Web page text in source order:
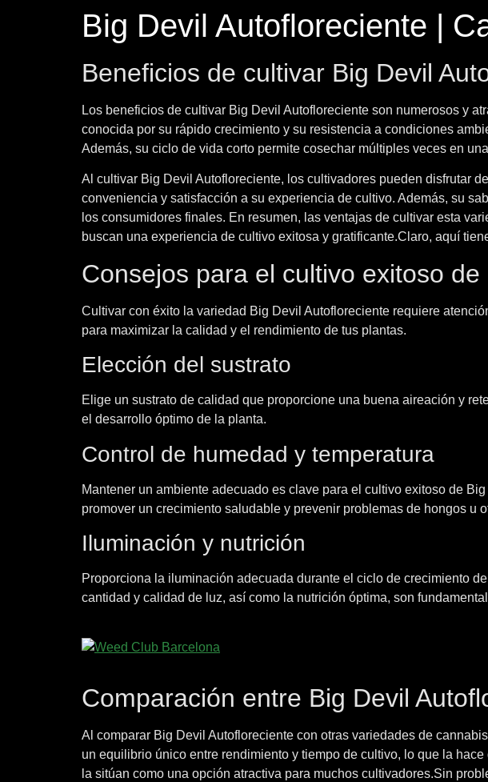
Big Devil Autofloreciente |
Beneficios de cultivar Big Devil
Los beneficios de cultivar Big Devil Autofloreciente son numerosos y
conocida por su rápido crecimiento y su resistencia a condiciones
Además, su ciclo de vida corto permite cosechar múltiples veces en
Al cultivar Big Devil Autofloreciente, los cultivadores pueden disfrutar
conveniencia y satisfacción a su experiencia de cultivo. Además, su
los consumidores finales. En resumen, las ventajas de cultivar esta
buscan una experiencia de cultivo exitosa y gratificante.Claro, aquí
Consejos para el cultivo exitoso
Cultivar con éxito la variedad Big Devil Autofloreciente requiere
para maximizar la calidad y el rendimiento de tus plantas.
Elección del sustrato
Elige un sustrato de calidad que proporcione una buena aireación y
el desarrollo óptimo de la planta.
Control de humedad y temperatura
Mantener un ambiente adecuado es clave para el cultivo exitoso de
promover un crecimiento saludable y prevenir problemas de hongos u
Iluminación y nutrición
Proporciona la iluminación adecuada durante el ciclo de crecimiento
cantidad y calidad de luz, así como la nutrición óptima, son
Comparación entre Big Devil
Al comparar Big Devil Autofloreciente con otras variedades de
un equilibrio único entre rendimiento y tiempo de cultivo, lo que la
la sitúan como una opción atractiva para muchos cultivadores.Sin